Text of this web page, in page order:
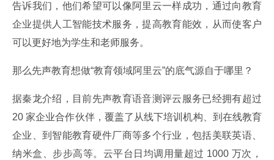
告诉我们，他们希望可以像阿里云一样成功，通过向教育
企业提供人工智能技术服务，提高教育能效，从而使客户
可以更好地为学生和老师服务。
那么先声教育想做“教育领域阿里云”的底气源自于哪里？
据秦龙介绍，目前先声教育语音测评云服务已经拥有超过
20 家企业合作伙伴，覆盖了从线下培训机构、到在线教育
企业、到智能教育硬件厂商等多个行业，包括美联英语、
纳米盒、步步高等。云平台日均调用量超过 1000 万次，